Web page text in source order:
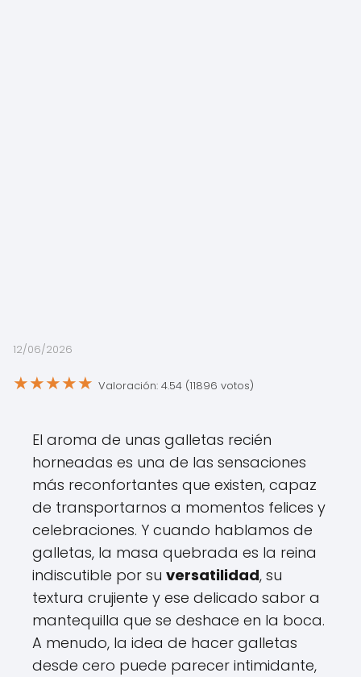
12/06/2026
★★★★★ Valoración: 4.54 (11896 votos)
El aroma de unas galletas recién
horneadas es una de las sensaciones
más reconfortantes que existen, capaz
de transportarnos a momentos felices y
celebraciones. Y cuando hablamos de
galletas, la masa quebrada es la reina
indiscutible por su versatilidad, su
textura crujiente y ese delicado sabor a
mantequilla que se deshace en la boca.
A menudo, la idea de hacer galletas
desde cero puede parecer intimidante,